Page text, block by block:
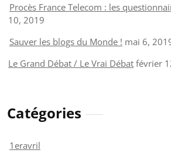
Procès France Telecom : les
10, 2019
Sauver les blogs du Monde ! mai 6,
Le Grand Débat / Le Vrai Débat février
Catégories
1eravril